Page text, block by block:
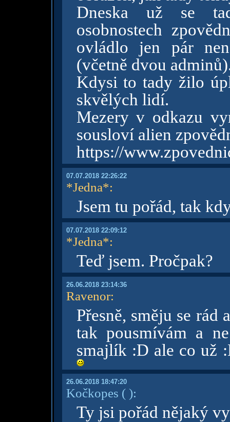
Dneska už se
osobnostech
ovládlo jen pár
(včetně dvou
Kdysi to tady žilo
skvělých lidí.
Mezery v odkazu
sousloví alien
https://
07.07.2018 22:26:22
*Jedna*:
Jsem tu pořád, tak
07.07.2018 22:09:12
*Jedna*:
Teď jsem. Pročpak?
26.06.2018 23:14:36
Ravenor:
Přesně, směju se rád
tak pousmívám a
smajlík :D ale co už
26.06.2018 18:47:20
Kočkopes ( ):
Ty jsi pořád nějaký